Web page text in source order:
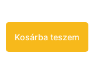
Kosárba teszem